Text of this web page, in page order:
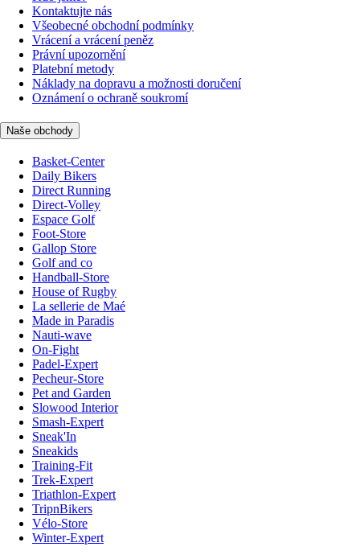
Kontaktujte nás
Všeobecné obchodní podmínky
Vrácení a vrácení peněz
Právní upozornění
Platební metody
Náklady na dopravu a možnosti doručení
Oznámení o ochraně soukromí
Naše obchody
Basket-Center
Daily Bikers
Direct Running
Direct-Volley
Espace Golf
Foot-Store
Gallop Store
Golf and co
Handball-Store
House of Rugby
La sellerie de Maé
Made in Paradis
Nauti-wave
On-Fight
Padel-Expert
Pecheur-Store
Pet and Garden
Slowood Interior
Smash-Expert
Sneak'In
Sneakids
Training-Fit
Trek-Expert
Triathlon-Expert
TripnBikers
Vélo-Store
Winter-Expert